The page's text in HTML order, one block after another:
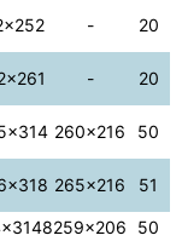
-
20
-
20
260×216
50
265×216 51
259×206
50